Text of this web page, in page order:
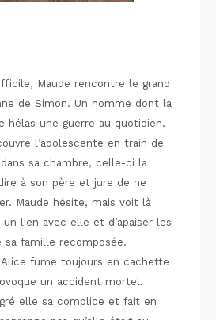
Maude rencontre le grand
de Simon. Un homme dont la
hélas une guerre au quotidien.
l’adolescente en train de
sa chambre, celle-ci la
à son père et jure de ne
Maude hésite, mais voit là
un lien avec elle et d’apaiser les
sa famille recomposée.
fume toujours en cachette
un accident mortel.
elle sa complice et fait en